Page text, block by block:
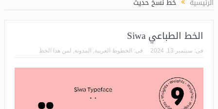
الخط الطباعي Siwa
فى: سبتمبر 13, 2024 فى: الخطوط العربية المدونة لمن هذا الخط